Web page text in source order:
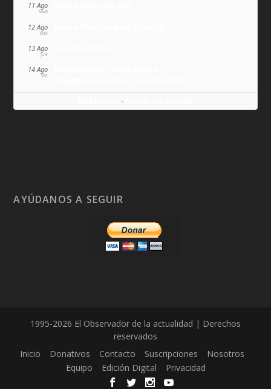
11 Ago
MAR
12 Ago
MIÉ
13 Ago
JUE
14 Ago
VIE
·
AYÚDANOS A SEGUIR
1995-2026 El Observador de la actualidad | Derechos
reservados
Inicio
Donativos Contacto Suscripciones
Nosotros
Equipo
Edición Digital Privacidad